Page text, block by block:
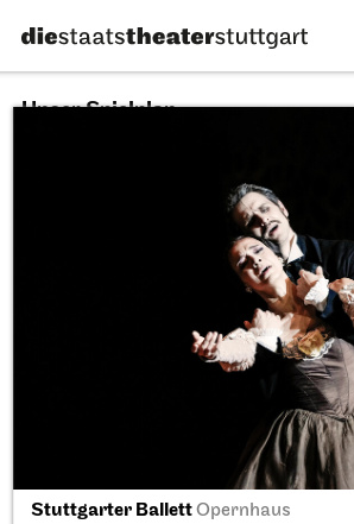
Stuttgarter Ballett Opernhaus
Unser Spielplan
Alle Sparten